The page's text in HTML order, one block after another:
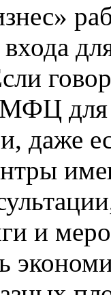
для
даже
и